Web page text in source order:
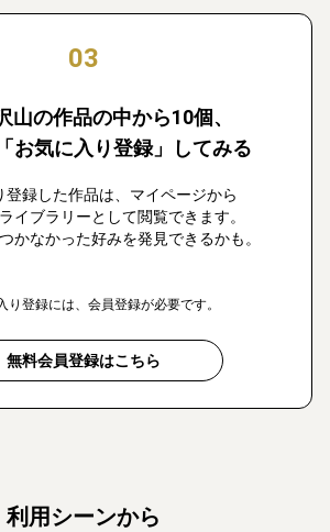
03
山の作品の中から10個、
お気に入り登録」してみる
登録した作品は、マイページから
イブラリーとして閲覧できます。
かなかった好みを発見できるかも。
り登録には、会員登録が必要です。
無料会員登録はこちら
利用シーンから